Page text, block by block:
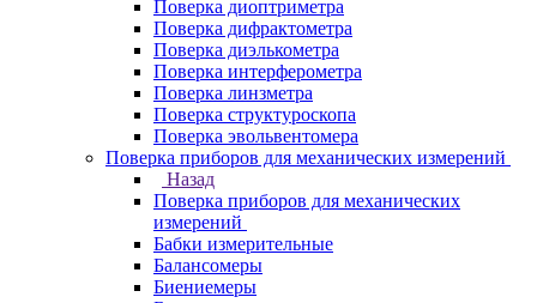
Поверка диоптриметра
Поверка дифрактометра
Поверка диэлькометра
Поверка интерферометра
Поверка линзметра
Поверка структуроскопа
Поверка эвольвентомера
Поверка приборов для механических измерений
Назад
Поверка приборов для механических
измерений
Бабки измерительные
Балансомеры
Биениемеры